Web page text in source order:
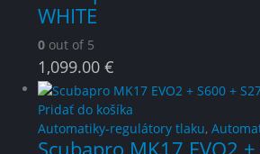
WHITE
0 out of 5
1,099.00 €
Pridať do košíka
Automatiky-regulátory tlaku,